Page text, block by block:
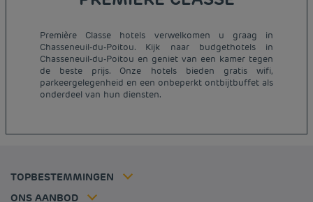
Première Classe hotels verwelkomen u graag in
Chasseneuil-du-Poitou. Kijk naar budgethotels in
Chasseneuil-du-Poitou en geniet van een kamer tegen
de beste prijs. Onze hotels bieden gratis wifi,
parkeergelegenheid en een onbeperkt ontbijtbuffet als
onderdeel van hun diensten.
TOPBESTEMMINGEN
Goedkope hotels Parijs
Goedkope hotels Nederland
Goedkope hotels Breda
Goedkope hotels Duitsland
Goedkope hotels Dijon
ONS AANBOD
Lid tarief
Juridische kennisgeving
Algemene voorwaarden voor de verkoop
Beleid Inzake Persoonsgegevens
Flavours Instant Benefit Algemene bepalingen en
Tax policy
Vacatures